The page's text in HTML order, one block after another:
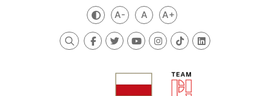
Zmień kontrast
A-Mniejsza czcionka
ADomyślna czcionka
A+Większa czcionka
Szukaj